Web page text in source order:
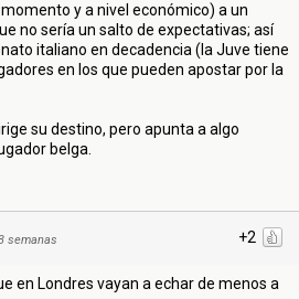
y a nivel económico) a un
no sería un salto de expectativas; así
italiano en decadencia (la Juve tiene
en los que pueden apostar por la
su destino, pero apunta a algo
belga.
+2
semanas
en Londres vayan a echar de menos a